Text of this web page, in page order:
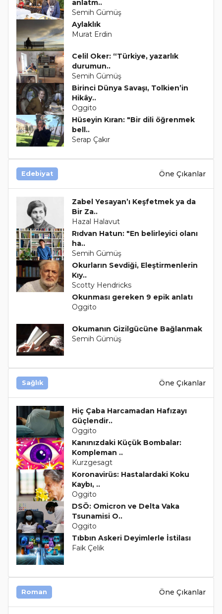
anlatm..
Semih Gümüş
Aylaklık
Murat Erdin
Celil Oker: “Türkiye, yazarlık
durumun..
Semih Gümüş
Birinci Dünya Savaşı, Tolkien’in
Hikây..
Oggito
Hüseyin Kıran: "Bir dili öğrenmek
bell..
Serap Çakır
Edebiyat Öne Çıkanlar
Zabel Yesayan’ı Keşfetmek ya da
Bir Za..
Hazal Halavut
Rıdvan Hatun: "En belirleyici olanı
ha..
Semih Gümüş
Okurların Sevdiği, Eleştirmenlerin
Kıy..
Scotty Hendricks
Okunması gereken 9 epik anlatı
Oggito
Okumanın Gizilgücüne Bağlanmak
Semih Gümüş
Sağlık Öne Çıkanlar
Hiç Çaba Harcamadan Hafızayı
Güçlendir..
Oggito
Kanınızdaki Küçük Bombalar:
Kompleman ..
Kurzgesagt
Koronavirüs: Hastalardaki Koku
Kaybı, ..
Oggito
DSÖ: Omicron ve Delta Vaka
Tsunamisi O..
Oggito
Tıbbın Askeri Deyimlerle İstilası
Faik Çelik
Roman Öne Çıkanlar